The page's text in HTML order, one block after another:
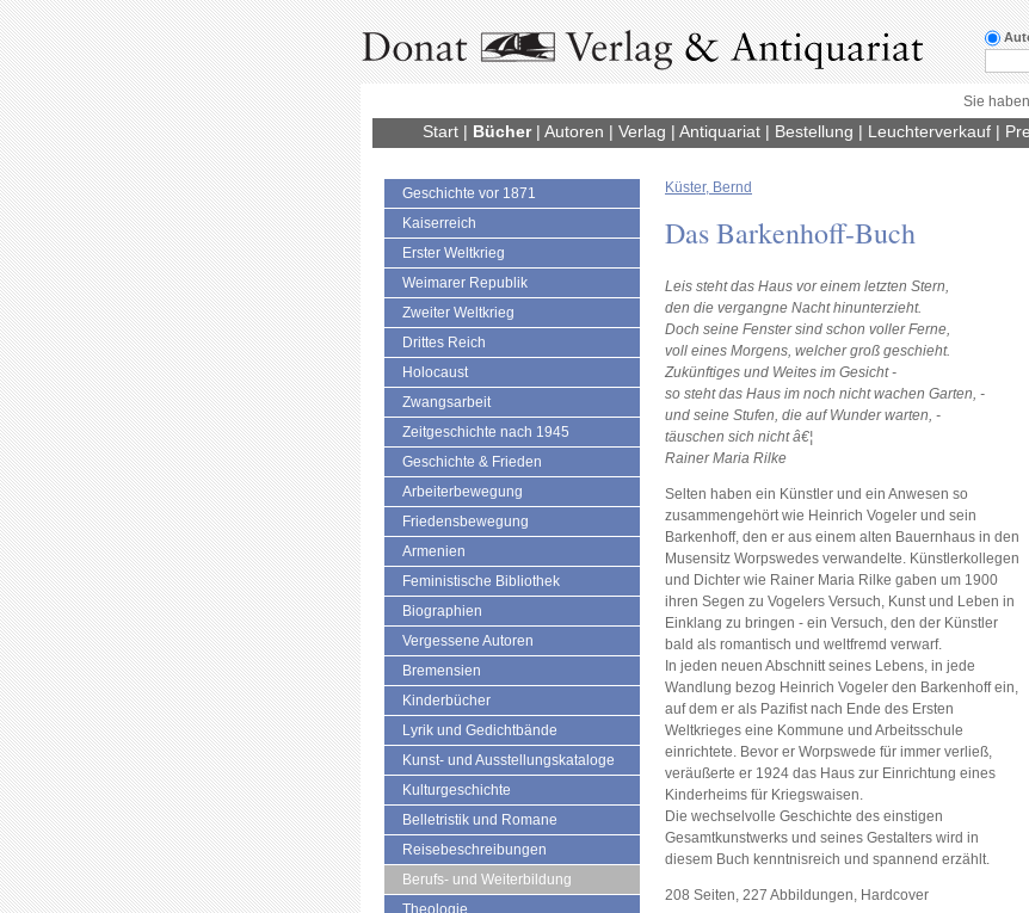
Sie
Start| Bücher| Autoren | Verlag | Antiquariat| Bestellung | Leuchterverkauf|
Geschichte vor 1871
Kaiserreich
Erster Weltkrieg
Weimarer Republik
Zweiter Weltkrieg
Drittes Reich
Holocaust
Zwangsarbeit
Zeitgeschichte nach 1945
Geschichte & Frieden
Arbeiterbewegung
Friedensbewegung
Armenien
Feministische Bibliothek
Biographien
Vergessene Autoren
Bremensien
Kinderbücher
Lyrik und Gedichtbände
Kunst- und Ausstellungskataloge
Kulturgeschichte
Belletristik und Romane
Reisebeschreibungen
Berufs- und Weiterbildung
Theologie
Küster, Bernd
Das Barkenhoff-Buch
Leis steht das Haus vor einem letzten Stern,
den die vergangne Nacht hinunterzieht.
Doch seine Fenster sind schon voller Ferne,
voll eines Morgens, welcher groß geschieht.
Zukünftiges und Weites im Gesicht -
so steht das Haus im noch nicht wachen Garten, -
und seine Stufen, die auf Wunder warten, -
täuschen sich nicht â€¦
Rainer Maria Rilke
Selten haben ein Künstler und ein Anwesen so
zusammengehört wie Heinrich Vogeler und sein
Barkenhoff, den er aus einem alten Bauernhaus in den
Musensitz Worpswedes verwandelte. Künstlerkollegen
und Dichter wie Rainer Maria Rilke gaben um 1900
ihren Segen zu Vogelers Versuch, Kunst und Leben in
Einklang zu bringen - ein Versuch, den der Künstler
bald als romantisch und weltfremd verwarf.
In jeden neuen Abschnitt seines Lebens, in jede
Wandlung bezog Heinrich Vogeler den Barkenhoff ein,
auf dem er als Pazifist nach Ende des Ersten
Weltkrieges eine Kommune und Arbeitsschule
einrichtete. Bevor er Worpswede für immer verließ,
veräußerte er 1924 das Haus zur Einrichtung eines
Kinderheims für Kriegswaisen.
Die wechselvolle Geschichte des einstigen
Gesamtkunstwerks und seines Gestalters wird in
diesem Buch kenntnisreich und spannend erzählt.
208 Seiten, 227 Abbildungen, Hardcover